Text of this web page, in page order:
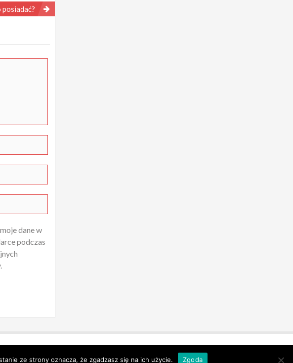
dane w
podczas
ze strony oznacza, że zgadzasz się na ich użycie. Zgoda